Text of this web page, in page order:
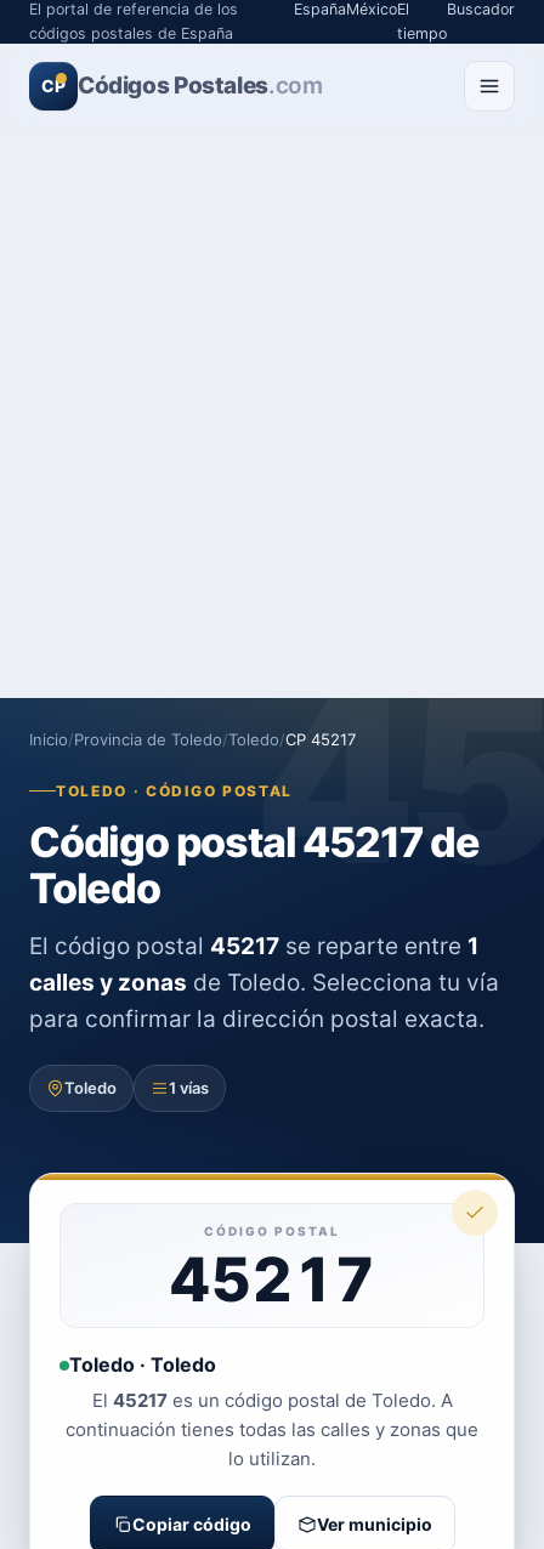
El portal de referencia de los
códigos postales de España
EspañaMéxicoEl
tiempo
Buscador
CP Códigos Postales.com
Inicio/Provincia de Toledo/Toledo/CP 45217
TOLEDO · CÓDIGO POSTAL
Código postal 45217 de
Toledo
El código postal 45217 se reparte entre 1
calles y zonas de Toledo. Selecciona tu vía
para confirmar la dirección postal exacta.
Toledo 1 vías
CÓDIGO POSTAL
45217
Toledo · Toledo
El 45217es un código postal de Toledo. A
continuación tienes todas las calles y zonas que
lo utilizan.
Copiar código Ver municipio